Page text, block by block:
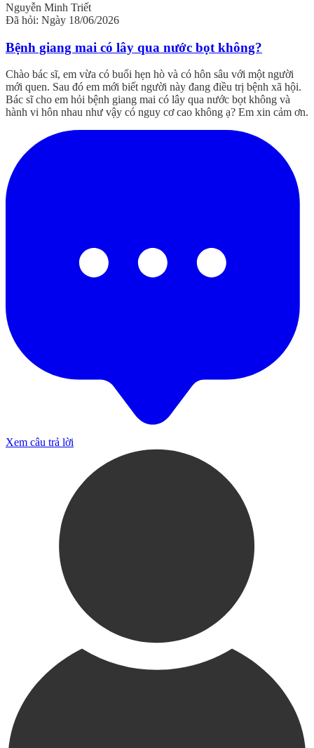
Nguyễn Minh Triết
Đã hỏi: Ngày 18/06/2026
Bệnh giang mai có lây qua nước bọt không?
Chào bác sĩ, em vừa có buổi hẹn hò và có hôn sâu với một người
mới quen. Sau đó em mới biết người này đang điều trị bệnh xã hội.
Bác sĩ cho em hỏi bệnh giang mai có lây qua nước bọt không và
hành vi hôn nhau như vậy có nguy cơ cao không ạ? Em xin cảm ơn.
Xem câu trả lời